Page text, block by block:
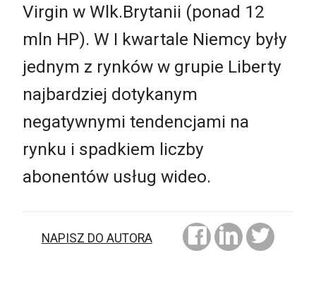
Virgin w Wlk.Brytanii (ponad 12
mln HP). W I kwartale Niemcy były
jednym z rynków w grupie Liberty
najbardziej dotykanym
negatywnymi tendencjami na
rynku i spadkiem liczby
abonentów usług wideo.
NAPISZ DO AUTORA